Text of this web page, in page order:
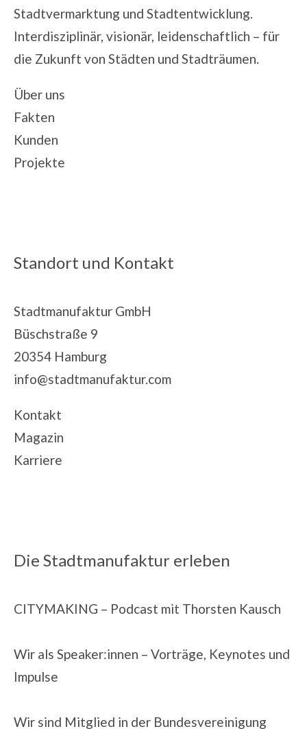
Stadtvermarktung und Stadtentwicklung.
Interdisziplinär, visionär, leidenschaftlich – für
die Zukunft von Städten und Stadträumen.
Über uns
Fakten
Kunden
Projekte
Standort und Kontakt
Stadtmanufaktur GmbH
Büschstraße 9
20354 Hamburg
info@stadtmanufaktur.com
Kontakt
Magazin
Karriere
Die Stadtmanufaktur erleben
CITYMAKING – Podcast mit Thorsten Kausch
Wir als Speaker:innen – Vorträge, Keynotes und
Impulse
Wir sind Mitglied in der Bundesvereinigung